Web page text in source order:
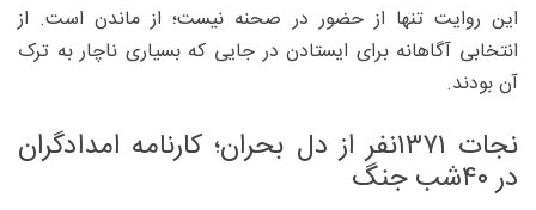
این روایت تنها از حضور در صحنه نیست؛ از ماندن است. از
انتخابی آگاهانه برای ایستادن در جایی که بسیاری ناچار به ترک
آن بودند.
نجات ۱۳۷۱‌نفر از دل بحران؛ کارنامه امدادگران
در ۴۰‌شب جنگ